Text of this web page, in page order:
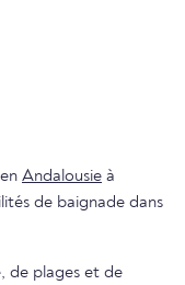
Andalousie à
de baignade dans
de plages et de